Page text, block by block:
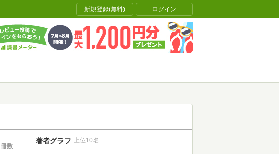
新規登録(無料) ログイン
冊数
著者グラフ 上位10名